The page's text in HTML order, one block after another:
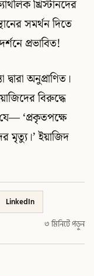
খ্রিস্টানদের
সমর্থন দিতে
প্রভাবিত!
অনুপ্রাণিত।
বিরুদ্ধে
‘প্রকৃতপক্ষে
মৃত্যু।’ ইয়াজিদ
LinkedIn
৩ মিনিটে পড়ুন